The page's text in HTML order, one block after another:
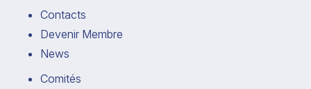
Contacts
Devenir Membre
News
Comités